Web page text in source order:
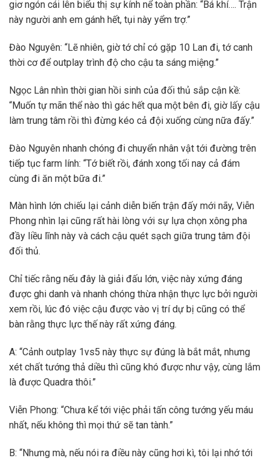
giơ ngón cái lên biểu thị sự kính nể toàn phần: “Bá khí…. Trận
này người anh em gánh hết, tụi này yểm trợ.”
Đào Nguyên: “Lẽ nhiên, giờ tớ chỉ có gặp 10 Lan đi, tớ canh
thời cơ để outplay trình độ cho cậu ta sáng miệng.”
Ngọc Lân nhìn thời gian hồi sinh của đối thủ sắp cận kề:
“Muốn tự mãn thể nào thì gác hết qua một bên đi, giờ lấy cậu
làm trung tâm rồi thì đừng kéo cả đội xuống cùng nữa đấy.”
Đào Nguyên nhanh chóng đi chuyển nhân vật tới đường trên
tiếp tục farm lính: “Tớ biết rồi, đánh xong tối nay cả đám
cùng đi ăn một bữa đi.”
Màn hình lớn chiếu lại cảnh diễn biến trận đấy mới nãy, Viễn
Phong nhìn lại cũng rất hài lòng với sự lựa chọn xông pha
đầy liều lĩnh này và cách cậu quét sạch giữa trung tâm đội
đối thủ.
Chỉ tiếc rằng nếu đây là giải đấu lớn, việc này xứng đáng
được ghi danh và nhanh chóng thừa nhận thực lực bởi người
xem rồi, lúc đó việc cậu được vào vị trí dự bị cũng có thể
bàn rằng thực lực thế này rất xứng đáng.
A: “Cảnh outplay 1vs5 này thực sự đúng là bắt mắt, nhưng
xét chất tướng thả diều thì cũng khó được như vậy, cùng lắm
là được Quadra thôi.”
Viễn Phong: “Chưa kể tới việc phải tấn công tướng yếu máu
nhất, nếu không thì mọi thứ sẽ tan tành.”
B: “Nhưng mà, nếu nói ra điều này cũng hơi kì, tôi lại nhớ tới